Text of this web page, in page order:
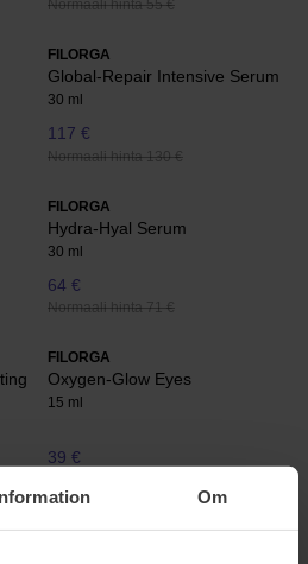
Om
Normaali hinta 55 €
FILORGA
Global-Repair Intensive Serum
30 ml
117 €
Normaali hinta 130 €
FILORGA
Hydra-Hyal Serum
30 ml
64 €
Normaali hinta 71 €
FILORGA
Oxygen-Glow Eyes
15 ml
39 €
FILORGA